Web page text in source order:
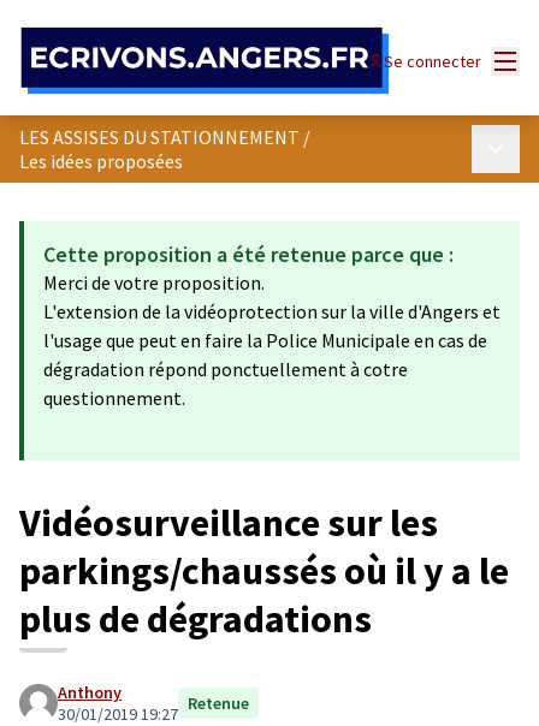
Se connecter
LES ASSISES DU STATIONNEMENT /
Les idées proposées
Cette proposition a été retenue parce que :
Merci de votre proposition.
L'extension de la vidéoprotection sur la ville d'Angers et
l'usage que peut en faire la Police Municipale en cas de
dégradation répond ponctuellement à cotre
questionnement.
Vidéosurveillance sur les
parkings/chaussés où il y a le
plus de dégradations
Anthony
30/01/2019 19:27 Retenue